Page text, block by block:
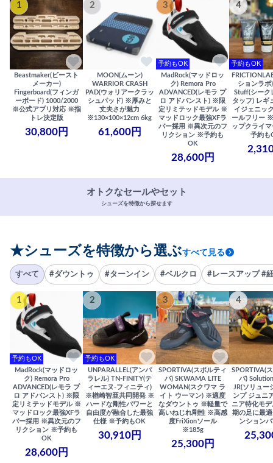
1
Beastmaker(ビースト
メーカー)
Fingerboard(フィンガ
ーボード) 1000/2000
※公式アプリ対応 ※指
トレ決定版
30,800円
2
MOON(ムーン)
WARRIOR CRASH
PAD(ウォリアークラッ
シュパッド) ※厚みと
丈夫さが魅力
※130×100×12cm 6kg
61,600円
3
予約もOK
MadRock(マッドロッ
ク) Remora Pro
ADVANCED(レモラ プ
ロ アドバンスト) ※限
定リミテッドモデル ※
マッドロック最強XFラ
バー採用 ※異次元のフ
リクション ※予約も
OK
28,600円
4
予約もOK
ションラボ
Stuff(シーク
タッフ) レギ
イジェニッ
ールフリー
ップクライ
予約も
オトクなセールやセット
シューズを特徴から探せます
★シューズを特徴から選ぶすべて見る
すべて #ダウントゥ #ターンイン #ベルクロ #レースアップ #
1
予約もOK
MadRock(マッドロッ
ク) Remora Pro
ADVANCED(レモラ プ
ロ アドバンスト) ※限
定リミテッドモデル ※
マッドロック最強XFラ
バー採用 ※異次元のフ
リクション ※予約も
OK
28,600円
2
予約もOK
UNPARALLEL(アンパ
ラレル) TN-FINITY(テ
ィーエヌ-フィニティ)
※楢崎智亜共同開発 ※
ハードな剛性パワーと
自由度が融合した最強
仕様 ※予約もOK
30,910円
3
SPORTIVA(スポルティ
バ) SKWAMA LITE
WOMAN(スクワマ ラ
イト ウーマン) ※適度
なダウントゥ ※軽量で
高いねじれ剛性 ※高感
度FriXionソール
※185g
25,300円
4
SPORTIVA(
バ)
JR(ソリュー
ンプ ジュニ
ニア特化モ
期の足に最
ンション